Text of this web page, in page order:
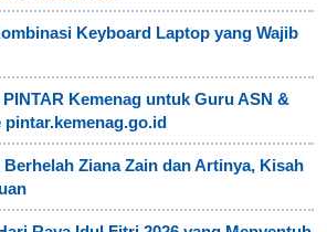
Keyboard Laptop yang Wajib
Kemenag untuk Guru ASN &
pintar.kemenag.go.id
Ziana Zain dan Artinya, Kisah